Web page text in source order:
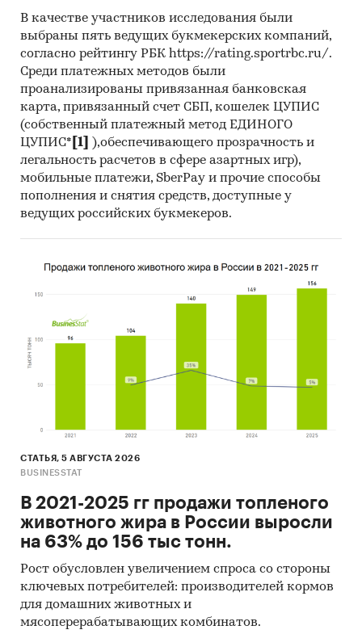
Выделение наиболее важных
характеристик функционала для
потенциальных пользователей
Программы и меры гос. поддержки IT-
отрасли в России
Оценка факторов инвестиционной
привлекательности рынка
Составление прогноза количества
пользователей в России на 4 года
Ключевые компоненты российского рынка
мобильных приложений для похудения
Результаты опроса пользователей
мобильных приложений для похудения
Анализ ТОП-5 мобильных приложений для
похудения по результатам опроса
отрасли в России
Оценка факторов инвестиционной
приложений для похудения
Прогноз количества пользователей
мобильных приложений для похудения на
4 года
Оценка факторов инвестиционной
привлекательности рынка
В качестве участников исследования были
выбраны пять ведущих букмекерских компаний,
согласно рейтингу РБК https://rating.sportrbc.ru/.
Среди платежных методов были
проанализированы привязанная банковская
карта, привязанный счет СБП, кошелек ЦУПИС
(собственный платежный метод ЕДИНОГО
ЦУПИС* [1]
),обеспечивающего прозрачность и
легальность расчетов в сфере азартных игр),
мобильные платежи, SberPay и прочие способы
пополнения и снятия средств, доступные у
ведущих российских букмекеров.
СТАТЬЯ, 5 АВГУСТА 2026
BUSINESSTAT
В 2021-2025 гг продажи топленого
животного жира в России выросли
на 63% до 156 тыс тонн.
Рост обусловлен увеличением спроса со стороны
ключевых потребителей: производителей кормов
для домашних животных и
мясоперерабатывающих комбинатов.